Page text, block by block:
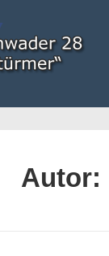
Autor: